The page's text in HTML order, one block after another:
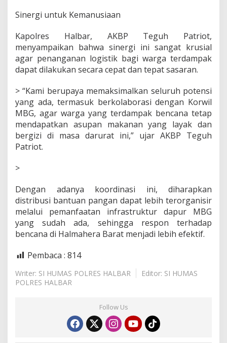
r
l
M
a
l
Sinergi untuk Kemanusiaan
Kapolres Halbar, AKBP Teguh Patriot,
menyampaikan bahwa sinergi ini sangat krusial
agar penanganan logistik bagi warga terdampak
dapat dilakukan secara cepat dan tepat sasaran.
> “Kami berupaya memaksimalkan seluruh potensi
yang ada, termasuk berkolaborasi dengan Korwil
MBG, agar warga yang terdampak bencana tetap
mendapatkan asupan makanan yang layak dan
bergizi di masa darurat ini,” ujar AKBP Teguh
Patriot.
>
Dengan adanya koordinasi ini, diharapkan
distribusi bantuan pangan dapat lebih terorganisir
melalui pemanfaatan infrastruktur dapur MBG
yang sudah ada, sehingga respon terhadap
bencana di Halmahera Barat menjadi lebih efektif.
Pembaca : 814
Writer: SI HUMAS POLRES HALBAR
Editor: SI HUMAS
POLRES HALBAR
Follow Us